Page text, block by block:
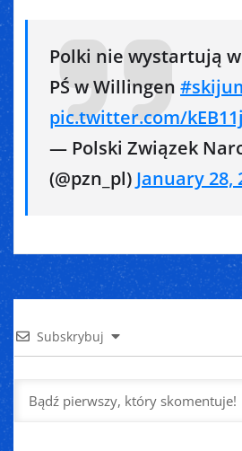
Polki nie wystartują
PŚ w Willingen
pic.twitter.com/
— Polski Związek
(@pzn_pl) January 28,
Subskrybuj